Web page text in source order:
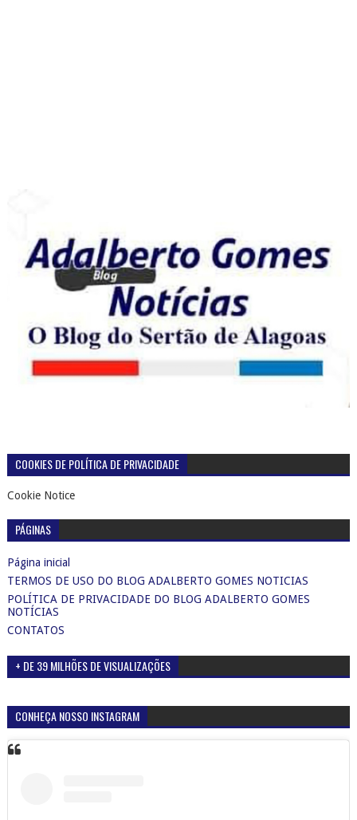
COOKIES DE POLÍTICA DE PRIVACIDADE
Cookie Notice
PÁGINAS
Página inicial
TERMOS DE USO DO BLOG ADALBERTO GOMES NOTICIAS
POLÍTICA DE PRIVACIDADE DO BLOG ADALBERTO GOMES
NOTÍCIAS
CONTATOS
+ DE 39 MILHÕES DE VISUALIZAÇÕES
CONHEÇA NOSSO INSTAGRAM